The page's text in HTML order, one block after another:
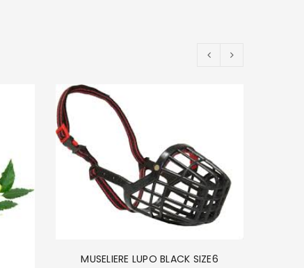
MUSELIERE LUPO BLACK SIZE6